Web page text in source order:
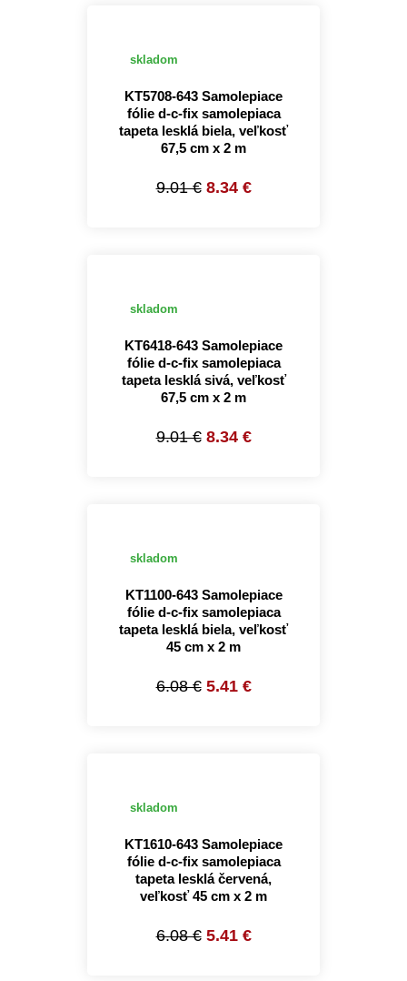
skladom
KT5708-643 Samolepiace
fólie d-c-fix samolepiaca
tapeta lesklá biela, veľkosť
67,5 cm x 2 m
9.01 € 8.34 €
skladom
KT6418-643 Samolepiace
fólie d-c-fix samolepiaca
tapeta lesklá sivá, veľkosť
67,5 cm x 2 m
9.01 € 8.34 €
skladom
KT1100-643 Samolepiace
fólie d-c-fix samolepiaca
tapeta lesklá biela, veľkosť
45 cm x 2 m
6.08 € 5.41 €
skladom
KT1610-643 Samolepiace
fólie d-c-fix samolepiaca
tapeta lesklá červená,
veľkosť 45 cm x 2 m
6.08 € 5.41 €